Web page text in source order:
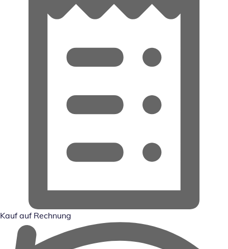
Kauf auf Rechnung